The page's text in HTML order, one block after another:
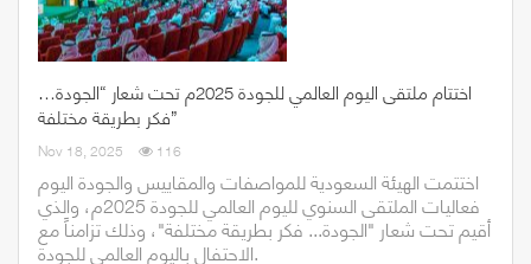
اختتام ملتقى اليوم العالمي للجودة 2025م تحت شعار “الجودة…
فكر بطريقة مختلفة”
Nov 18, 2025 116
اختتمت الهيئة السعودية للمواصفات والمقاييس والجودة اليوم
فعاليات الملتقى السنوي لليوم العالمي للجودة 2025م، والذي
أقيم تحت شعار "الجودة... فكر بطريقة مختلفة"، وذلك تزامناً مع
الاحتفال باليوم العالمي للجودة.